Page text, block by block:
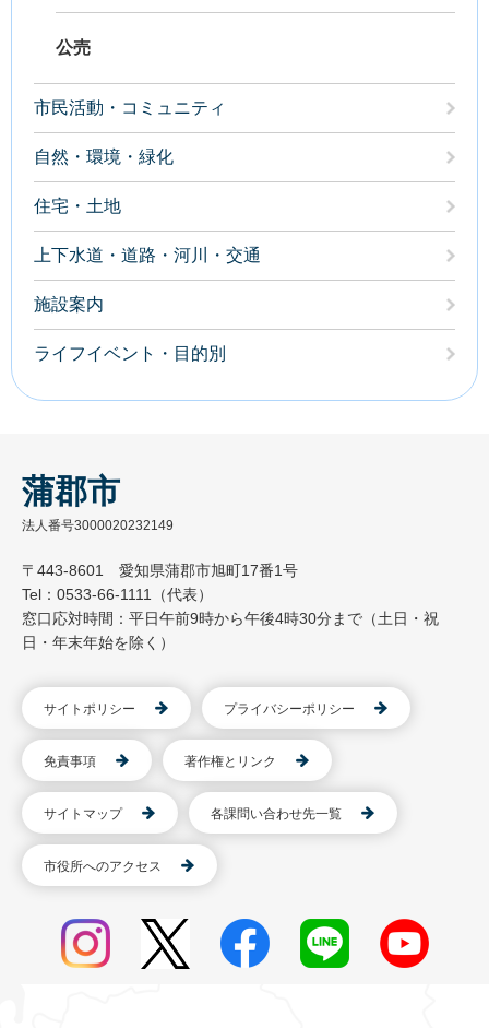
公売
市民活動・コミュニティ
自然・環境・緑化
住宅・土地
上下水道・道路・河川・交通
施設案内
ライフイベント・目的別
蒲郡市
法人番号3000020232149
〒443-8601 愛知県蒲郡市旭町17番1号
Tel：0533-66-1111（代表）
窓口応対時間：平日午前9時から午後4時30分まで（土日・祝
日・年末年始を除く）
サイトポリシー プライバシーポリシー
免責事項 著作権とリンク
サイトマップ 各課問い合わせ先一覧
市役所へのアクセス